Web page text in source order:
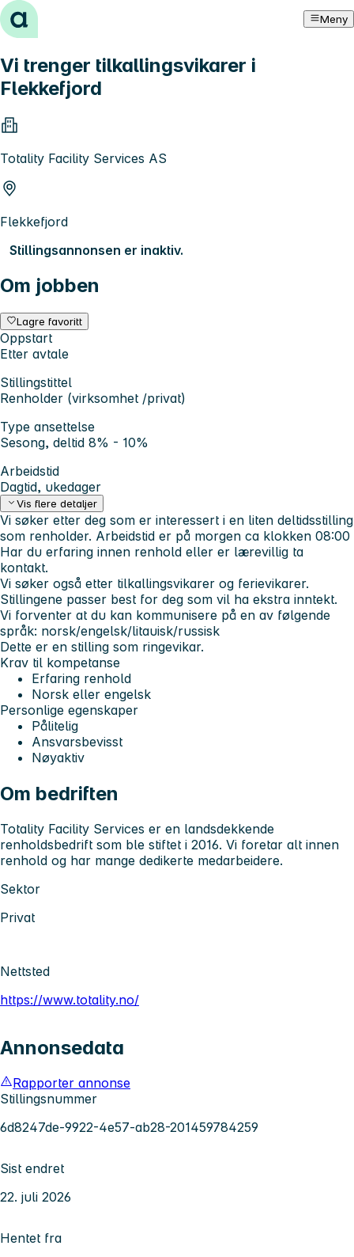
Hopp til innhold Meny
Vi trenger tilkallingsvikarer i
Flekkefjord
Totality Facility Services AS
Flekkefjord
Stillingsannonsen er inaktiv.
Om jobben
Lagre favoritt
Oppstart
Etter avtale
Stillingstittel
Renholder (virksomhet /privat)
Type ansettelse
Sesong, deltid 8% - 10%
Arbeidstid
Dagtid, ukedager
Vis flere detaljer
Vi søker etter deg som er interessert i en liten deltidsstilling
som renholder. Arbeidstid er på morgen ca klokken 08:00
Har du erfaring innen renhold eller er lærevillig ta
kontakt.
Vi søker også etter tilkallingsvikarer og ferievikarer.
Stillingene passer best for deg som vil ha ekstra inntekt.
Vi forventer at du kan kommunisere på en av følgende
språk: norsk/engelsk/litauisk/russisk
Dette er en stilling som ringevikar.
Krav til kompetanse
Erfaring renhold
Norsk eller engelsk
Personlige egenskaper
Pålitelig
Ansvarsbevisst
Nøyaktiv
Om bedriften
Totality Facility Services er en landsdekkende
renholdsbedrift som ble stiftet i 2016. Vi foretar alt innen
renhold og har mange dedikerte medarbeidere.
Sektor
Privat
Nettsted
https://www.totality.no/
Annonsedata
Rapporter annonse
Stillingsnummer
6d8247de-9922-4e57-ab28-201459784259
Sist endret
22. juli 2026
Hentet fra